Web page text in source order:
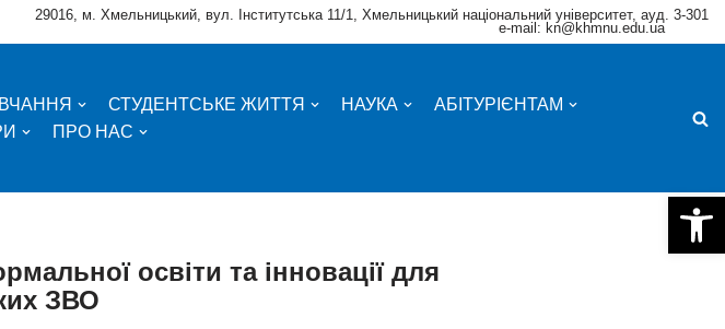
29016, м. Хмельницький, вул. Інститутська 11/1, Хмельницький національний університет, ауд. 3-301
e-mail: kn@khmnu.edu.ua
СТУДЕНТСЬКЕ ЖИТТЯ НАУКА
АБІТУРІЄНТАМ
ПРО НАС
освіти та інновації для
ЗВО